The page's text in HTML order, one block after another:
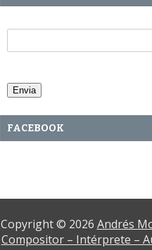
FACEBOOK
Copyright © 2026 Andrés
Compositor – Intérprete –